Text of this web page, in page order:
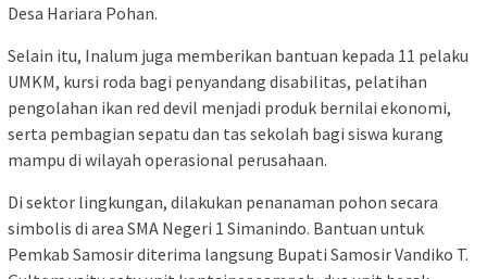
Desa Hariara Pohan.
Selain itu, Inalum juga memberikan bantuan kepada 11 pelaku
UMKM, kursi roda bagi penyandang disabilitas, pelatihan
pengolahan ikan red devil menjadi produk bernilai ekonomi,
serta pembagian sepatu dan tas sekolah bagi siswa kurang
mampu di wilayah operasional perusahaan.
Di sektor lingkungan, dilakukan penanaman pohon secara
simbolis di area SMA Negeri 1 Simanindo. Bantuan untuk
Pemkab Samosir diterima langsung Bupati Samosir Vandiko T.